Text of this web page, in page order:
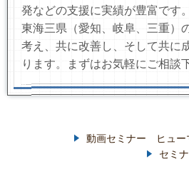
発などの支援に実績が豊富です。
東海三県（愛知、岐阜、三重）
考え、共に改善し、そして共に
ります。まずはお気軽にご相談
動画セミナー ヒュー
セミ